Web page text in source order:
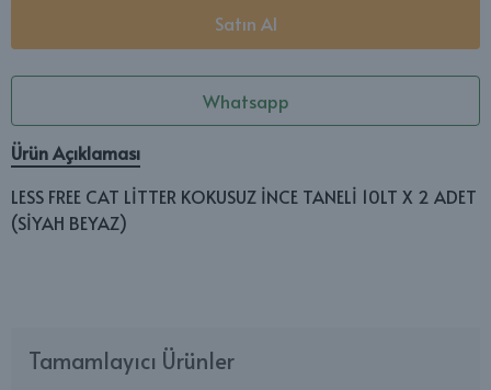
Satın Al
Whatsapp
Ürün Açıklaması
LESS FREE CAT LİTTER KOKUSUZ İNCE TANELİ 10LT X 2 ADET
(SİYAH BEYAZ)
Tamamlayıcı Ürünler